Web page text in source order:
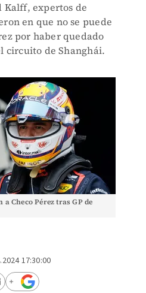
Kalff, expertos de
en que no se puede
por haber quedado
circuito de Shanghái.
Checo Pérez tras GP de
17:30:00